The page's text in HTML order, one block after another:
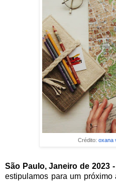
Crédito: oxana
São Paulo, Janeiro de 2023
estipulamos para um